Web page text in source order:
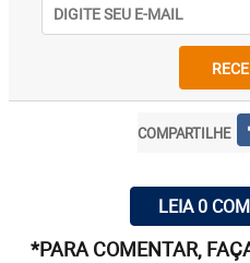
COMPARTILHE
LEIA 0
*PARA COMENTAR,